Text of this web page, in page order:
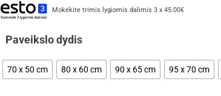
Mokėkite trimis lygiomis dalimis 3 x 45.00€
Paveikslo dydis
70 x 50 cm 80 x 60 cm 90 x 65 cm 95 x 70 cm